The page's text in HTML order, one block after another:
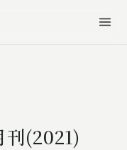
(2021)